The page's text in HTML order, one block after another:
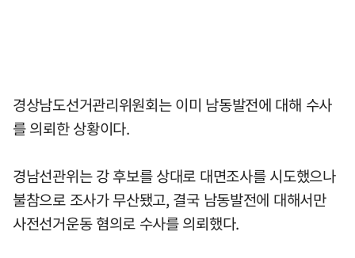
경상남도선거관리위원회는 이미 남동발전에 대해 수사
를 의뢰한 상황이다.
경남선관위는 강 후보를 상대로 대면조사를 시도했으나
불참으로 조사가 무산됐고, 결국 남동발전에 대해서만
사전선거운동 혐의로 수사를 의뢰했다.